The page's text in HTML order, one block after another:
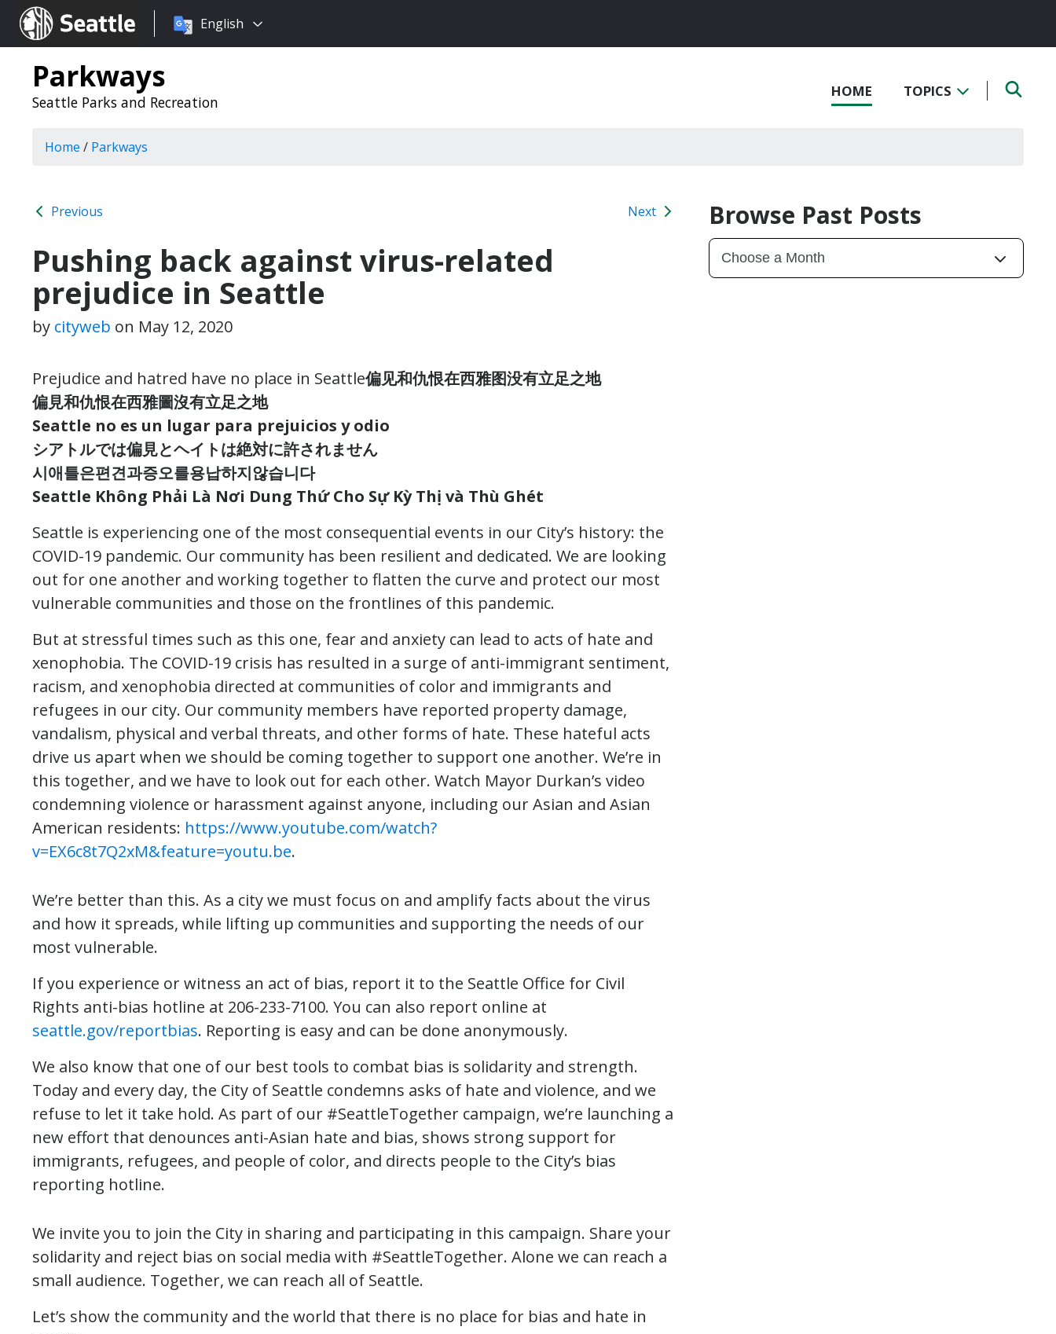
Seattle.gov
Choose
language:
English
Parkways
Seattle Parks and Recreation
HOME TOPICS
Home / Parkways
Previous Next
Pushing back against virus-related
prejudice in Seattle
by cityweb on May 12, 2020
Prejudice and hatred have no place in Seattle偏见和仇恨在西雅图没有立足之地
偏見和仇恨在西雅圖沒有立足之地
Seattle no es un lugar para prejuicios y odio
シアトルでは偏見とヘイトは絶対に許されません
시애틀은편견과증오를용납하지않습니다
Seattle Không Phải Là Nơi Dung Thứ Cho Sự Kỳ Thị và Thù Ghét
Seattle is experiencing one of the most consequential events in our City’s history: the
COVID-19 pandemic. Our community has been resilient and dedicated. We are looking
out for one another and working together to flatten the curve and protect our most
vulnerable communities and those on the frontlines of this pandemic.
But at stressful times such as this one, fear and anxiety can lead to acts of hate and
xenophobia. The COVID-19 crisis has resulted in a surge of anti-immigrant sentiment,
racism, and xenophobia directed at communities of color and immigrants and
refugees in our city. Our community members have reported property damage,
vandalism, physical and verbal threats, and other forms of hate. These hateful acts
drive us apart when we should be coming together to support one another. We’re in
this together, and we have to look out for each other. Watch Mayor Durkan’s video
condemning violence or harassment against anyone, including our Asian and Asian
American residents: https://www.youtube.com/watch?
v=EX6c8t7Q2xM&feature=youtu.be.
We’re better than this. As a city we must focus on and amplify facts about the virus
and how it spreads, while lifting up communities and supporting the needs of our
most vulnerable.
If you experience or witness an act of bias, report it to the Seattle Office for Civil
Rights anti-bias hotline at 206-233-7100. You can also report online at
seattle.gov/reportbias. Reporting is easy and can be done anonymously.
We also know that one of our best tools to combat bias is solidarity and strength.
Today and every day, the City of Seattle condemns asks of hate and violence, and we
refuse to let it take hold. As part of our #SeattleTogether campaign, we’re launching a
new effort that denounces anti-Asian hate and bias, shows strong support for
immigrants, refugees, and people of color, and directs people to the City’s bias
reporting hotline.
We invite you to join the City in sharing and participating in this campaign. Share your
solidarity and reject bias on social media with #SeattleTogether. Alone we can reach a
small audience. Together, we can reach all of Seattle.
Let’s show the community and the world that there is no place for bias and hate in
Browse Past Posts